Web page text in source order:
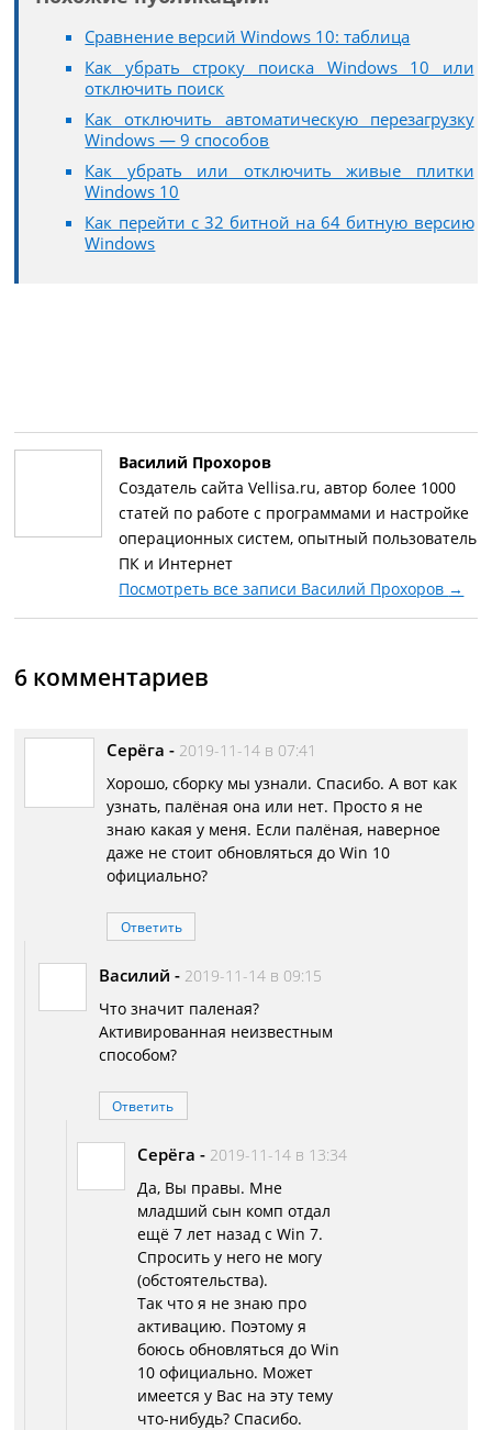
Сравнение версий Windows 10: таблица
Как убрать строку поиска Windows 10 или
отключить поиск
Как отключить автоматическую перезагрузку
Windows — 9 способов
Как убрать или отключить живые плитки
Windows 10
Как перейти с 32 битной на 64 битную версию
Windows
Василий Прохоров
Создатель сайта Vellisa.ru, автор более 1000
статей по работе с программами и настройке
операционных систем, опытный пользователь
ПК и Интернет
Посмотреть все записи Василий Прохоров →
6 комментариев
Серёга - 2019-11-14 в 07:41
Хорошо, сборку мы узнали. Спасибо. А вот как
узнать, палёная она или нет. Просто я не
знаю какая у меня. Если палёная, наверное
даже не стоит обновляться до Win 10
официально?
Ответить
Василий - 2019-11-14 в 09:15
Что значит паленая?
Активированная неизвестным
способом?
Ответить
Серёга - 2019-11-14 в 13:34
Да, Вы правы. Мне
младший сын комп отдал
ещё 7 лет назад с Win 7.
Спросить у него не могу
(обстоятельства).
Так что я не знаю про
активацию. Поэтому я
боюсь обновляться до Win
10 официально. Может
имеется у Вас на эту тему
что-нибудь? Спасибо.